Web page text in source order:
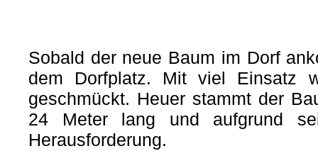
Sobald der neue Baum im Dorf
dem Dorfplatz. Mit viel Einsatz
geschmückt. Heuer stammt der
24 Meter lang und aufgrund
Herausforderung.